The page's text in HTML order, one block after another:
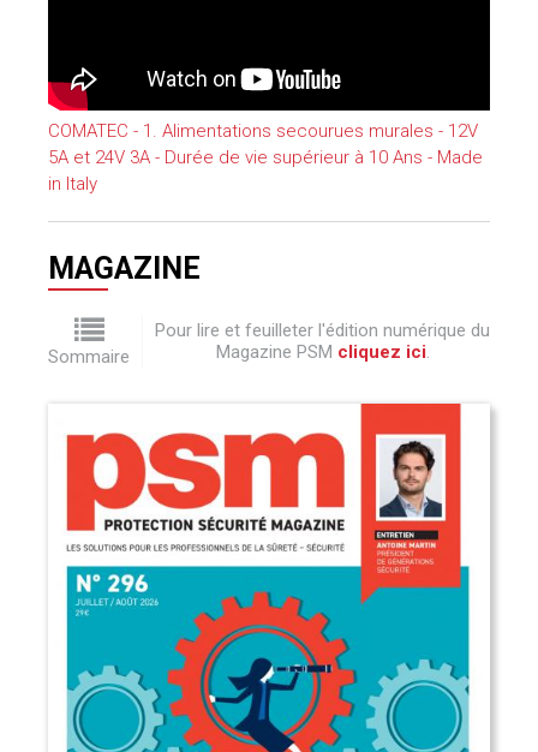
COMATEC - 1. Alimentations secourues murales - 12V
5A et 24V 3A - Durée de vie supérieur à 10 Ans - Made
in Italy
MAGAZINE
Sommaire
Pour lire et feuilleter l'édition numérique du
Magazine PSM cliquez ici.